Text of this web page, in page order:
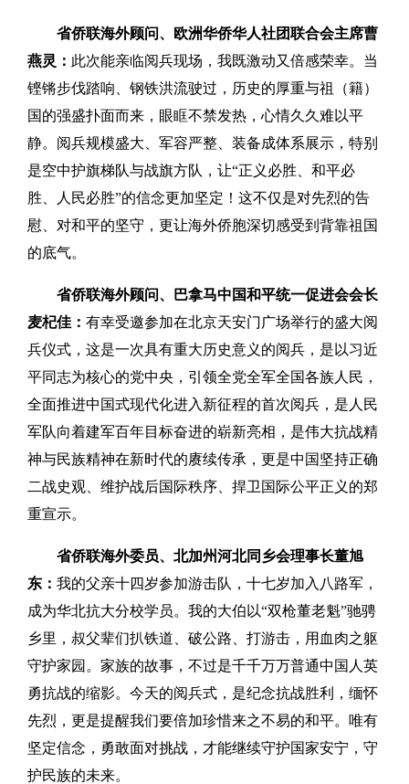
省侨联海外顾问、欧洲华侨华人社团联合会主席曹
燕灵： 此次能亲临阅兵现场，我既激动又倍感荣幸。当
铿锵步伐踏响、钢铁洪流驶过，历史的厚重与祖（籍）
国的强盛扑面而来，眼眶不禁发热，心情久久难以平
静。阅兵规模盛大、军容严整、装备成体系展示，特别
是空中护旗梯队与战旗方队，让“正义必胜、和平必
胜、人民必胜”的信念更加坚定！这不仅是对先烈的告
慰、对和平的坚守，更让海外侨胞深切感受到背靠祖国
的底气。
省侨联海外顾问、巴拿马中国和平统一促进会会长
麦杞佳： 有幸受邀参加在北京天安门广场举行的盛大阅
兵仪式，这是一次具有重大历史意义的阅兵，是以习近
平同志为核心的党中央，引领全党全军全国各族人民，
全面推进中国式现代化进入新征程的首次阅兵，是人民
军队向着建军百年目标奋进的崭新亮相，是伟大抗战精
神与民族精神在新时代的赓续传承，更是中国坚持正确
二战史观、维护战后国际秩序、捍卫国际公平正义的郑
重宣示。
省侨联海外委员、北加州河北同乡会理事长董旭
东： 我的父亲十四岁参加游击队，十七岁加入八路军，
成为华北抗大分校学员。我的大伯以“双枪董老魁”驰骋
乡里，叔父辈们扒铁道、破公路、打游击，用血肉之躯
守护家园。家族的故事，不过是千千万万普通中国人英
勇抗战的缩影。今天的阅兵式，是纪念抗战胜利，缅怀
先烈，更是提醒我们要倍加珍惜来之不易的和平。唯有
坚定信念，勇敢面对挑战，才能继续守护国家安宁，守
护民族的未来。